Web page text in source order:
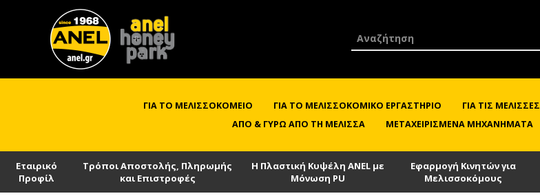
ΓΙΑ ΤΟ ΜΕΛΙΣΣΟΚΟΜΕΊΟ ΓΙΑ ΤΟ ΜΕΛΙΣΣΟΚΟΜΙΚΌ ΕΡΓΑΣΤΉΡΙΟ ΓΙΑ ΤΙΣ ΜΈΛΙΣΣΕΣ
ΑΠΌ & ΓΎΡΩ ΑΠΌ ΤΗ ΜΈΛΙΣΣΑ
ΜΕΤΑΧΕΙΡΙΣΜΈΝΑ ΜΗΧΑΝΉΜΑΤΑ
Εταιρικό
Προφίλ
Τρόποι Αποστολής, Πληρωμής
και Επιστροφές
Η Πλαστική Κυψέλη ANEL με
Μόνωση PU
Εφαρμογή Κινητών για
Μελισσοκόμους